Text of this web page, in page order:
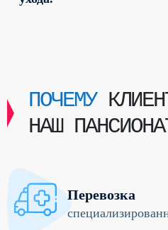
ПОЧЕМУ
НАШ
Перевозка